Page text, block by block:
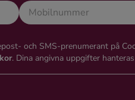
och SMS-prenumerant på
. Dina angivna uppgifter